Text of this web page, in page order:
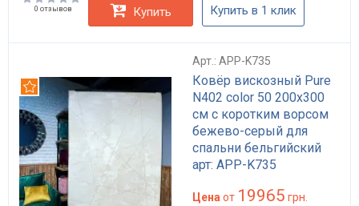
0 отзывов Купить Купить в 1 клик
Арт.: APP-K735
Ковёр вискозный Pure
N402 color 50 200x300
см с коротким ворсом
бежево-серый для
спальни бельгийский
арт: APP-K735
Рекомендуем
Цена от 19965 грн.